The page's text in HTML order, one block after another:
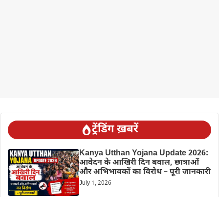
ट्रेंडिंग ख़बरें
Kanya Utthan Yojana Update 2026:
आवेदन के आखिरी दिन बवाल, छात्राओं
और अभिभावकों का विरोध – पूरी जानकारी
July 1, 2026